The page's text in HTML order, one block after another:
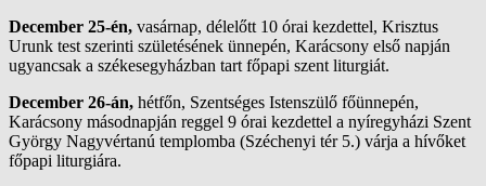
December 25-én, vasárnap, délelőtt 10 órai kezdettel, Krisztus
Urunk test szerinti születésének ünnepén, Karácsony első napján
ugyancsak a székesegyházban tart főpapi szent liturgiát.
December 26-án, hétfőn, Szentséges Istenszülő főünnepén,
Karácsony másodnapján reggel 9 órai kezdettel a nyíregyházi Szent
György Nagyvértanú templomba (Széchenyi tér 5.) várja a hívőket
főpapi liturgiára.